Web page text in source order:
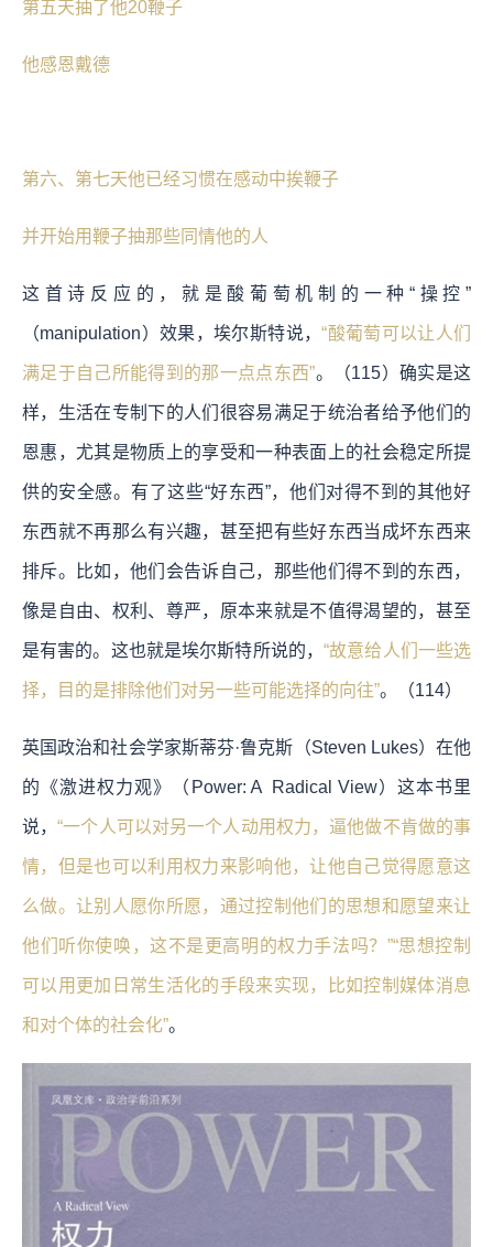
第五天抽了他20鞭子
他感恩戴德
第六、第七天他已经习惯在感动中挨鞭子
并开始用鞭子抽那些同情他的人
这首诗反应的，就是酸葡萄机制的一种“操控”
（manipulation）效果，埃尔斯特说，“酸葡萄可以让人们
满足于自己所能得到的那一点点东西”。（115）确实是这
样，生活在专制下的人们很容易满足于统治者给予他们的
恩惠，尤其是物质上的享受和一种表面上的社会稳定所提
供的安全感。有了这些“好东西”，他们对得不到的其他好
东西就不再那么有兴趣，甚至把有些好东西当成坏东西来
排斥。比如，他们会告诉自己，那些他们得不到的东西，
像是自由、权利、尊严，原本来就是不值得渴望的，甚至
是有害的。这也就是埃尔斯特所说的，“故意给人们一些选
择，目的是排除他们对另一些可能选择的向往”。（114）
英国政治和社会学家斯蒂芬·鲁克斯（Steven Lukes）在他
的《激进权力观》（Power:Ａ Radical View）这本书里
说，“一个人可以对另一个人动用权力，逼他做不肯做的事
情，但是也可以利用权力来影响他，让他自己觉得愿意这
么做。让别人愿你所愿，通过控制他们的思想和愿望来让
他们听你使唤，这不是更高明的权力手法吗？”“思想控制
可以用更加日常生活化的手段来实现，比如控制媒体消息
和对个体的社会化”。